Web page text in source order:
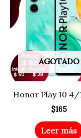
AGOTADO
Honor Play 10 4/
$165
Leer más